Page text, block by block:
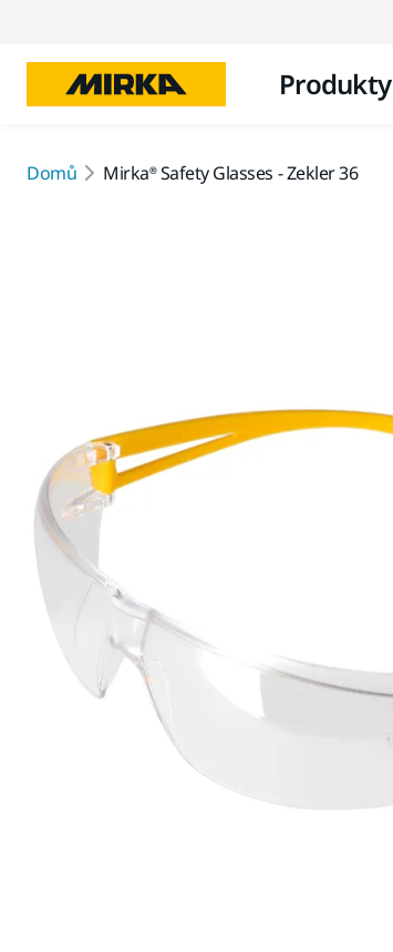
Produkty
Domů Mirka® Safety Glasses - Zekler 36